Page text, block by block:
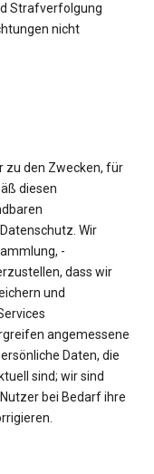
Strafverfolgung
nicht
zu den Zwecken, für
diesen
Wir
-
dass wir
und
angemessene
Daten, die
sind; wir sind
bei Bedarf ihre